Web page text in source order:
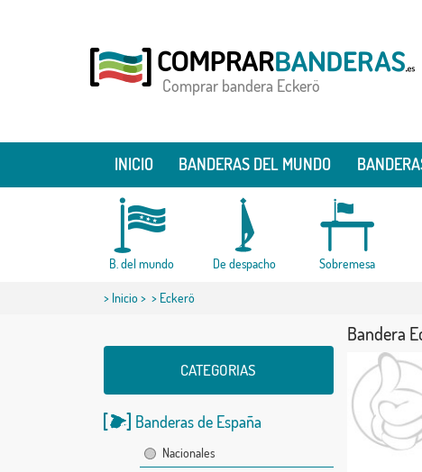
Comprar bandera Eckerö
INICIO BANDERAS DEL MUNDO
B. del mundo De despacho Sobremesa
> Inicio> > Eckerö
CATEGORIAS
Banderas de España
Nacionales
Bandera